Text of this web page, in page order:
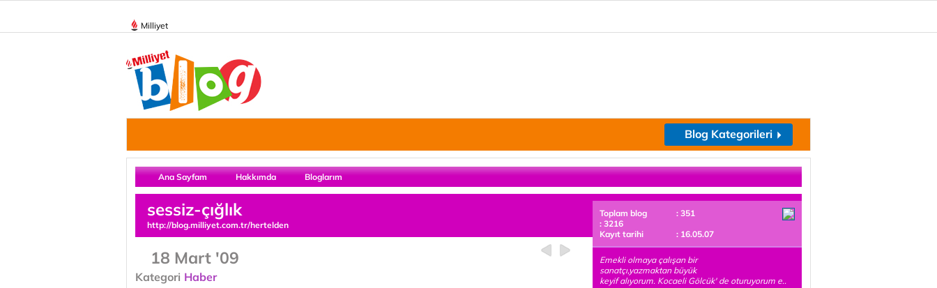
Milliyet
Blog Kategorileri
Ana Sayfam Hakkımda Bloglarım
sessiz-çığlık
http://blog.milliyet.com.tr/hertelden
18 Mart '09
Kategori Haber
Toplam blog
: 351
: 3216
Kayıt tarihi
: 16.05.07
Emekli olmaya çalışan bir
sanatçı,yazmaktan büyük
keyif alıyorum. Kocaeli Gölcük' de oturuyorum e..